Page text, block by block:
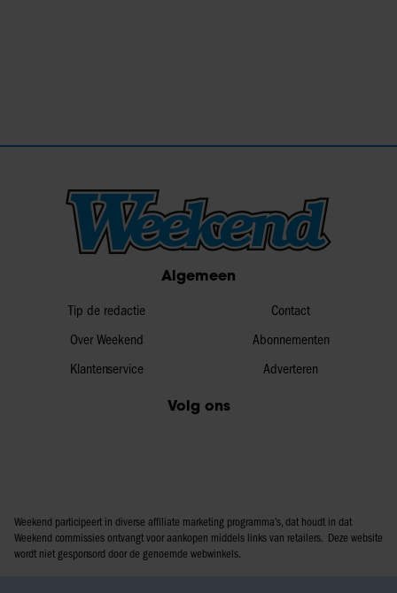
Algemeen
Tip de redactie
Over Weekend
Klantenservice
Contact
Abonnementen
Adverteren
Volg ons
Weekend participeert in diverse affiliate marketing programma’s, dat houdt in dat
Weekend commissies ontvangt voor aankopen middels links van retailers. Deze website
wordt niet gesponsord door de genoemde webwinkels.